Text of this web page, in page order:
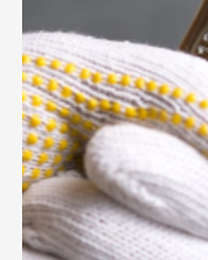
запуска
складов и т. д.